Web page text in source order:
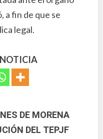
a fin de que se
legal.
DE MORENA
DEL TEPJF